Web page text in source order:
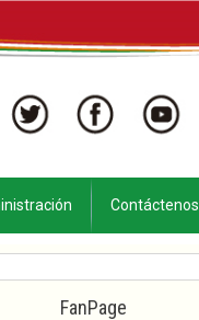
Contáctenos
FanPage